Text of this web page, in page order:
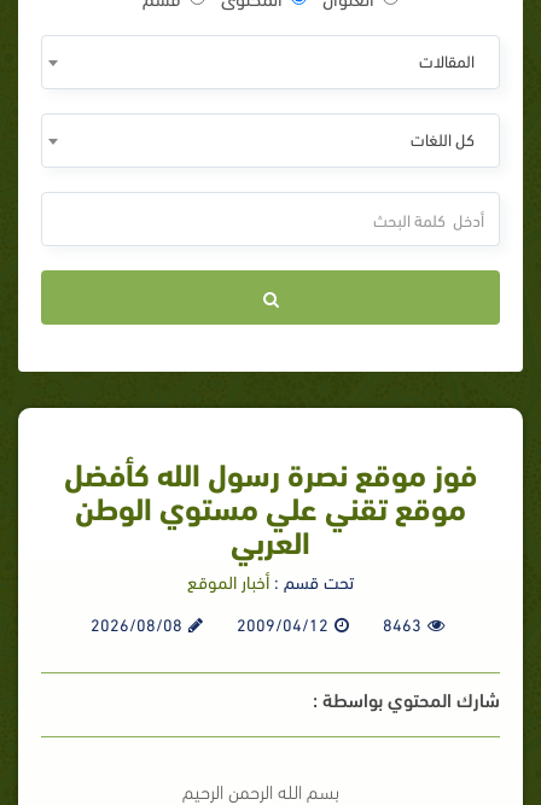
المقالات
كل اللغات
فوز موقع نصرة رسول الله كأفضل
موقع تقني علي مستوي الوطن
العربي
تحت قسم :أخبار الموقع
8463
2009/04/12
2026/08/08
شارك المحتوي بواسطة :
بسم الله الرحمن الرحيم